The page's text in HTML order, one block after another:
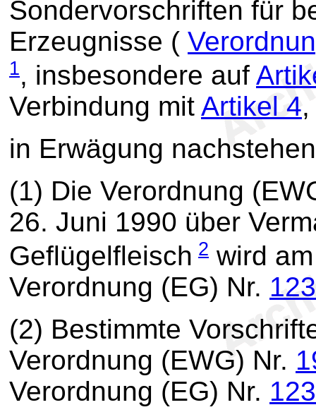
Sondervorschriften für
Erzeugnisse (
1, insbesondere auf
Verbindung mit Artikel 4,
in Erwägung
(1) Die Verordnung
26. Juni 1990 über
Geflügelfleisch 2 wird
Verordnung (EG) Nr.
(2) Bestimmte
Verordnung (EWG) Nr.
Verordnung (EG) Nr.